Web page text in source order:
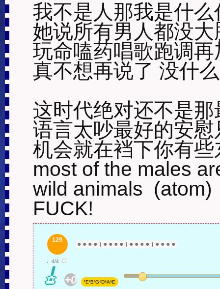
我不是人那我是什
她说所有男人都没
玩命嗑药唱歌跑调
真不想再说了 没什
这时代绝对还不是
语言太吵最好的安
机会就在裆下你有
most of the males
wild animals  (atom)
FUCK!
129
☻ ☻ ☻ ☻ | ☻ ☻ ☻ ☻ | ☻ ☻ ☻ ☻ | ☻ ☻ ☻ ☻
♩4/4
🎸 +0 ¹E²B³G⁴D⁵A⁶E